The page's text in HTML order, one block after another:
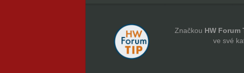
Značkou HW Forum
ve své